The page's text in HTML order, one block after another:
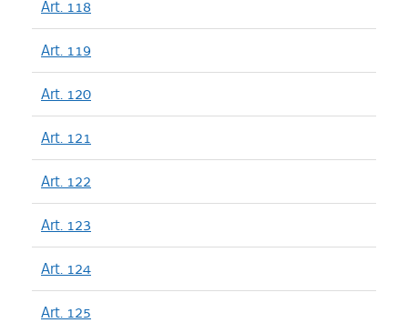
Art. 118
Art. 119
Art. 120
Art. 121
Art. 122
Art. 123
Art. 124
Art. 125